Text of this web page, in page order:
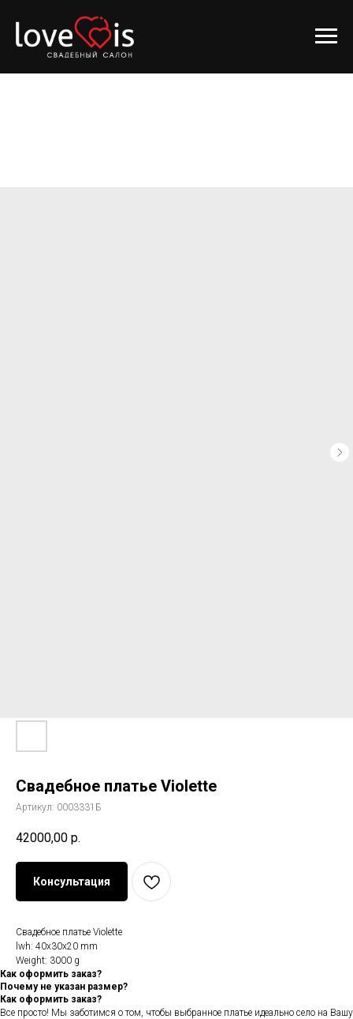
Свадебное платье Violette
Артикул: 0003331Б
42000,00 р.
Консультация
Свадебное платье Violette
lwh: 40x30x20 mm
Weight: 3000 g
Как оформить заказ?
Почему не указан размер?
Как оформить заказ?
Все просто! Мы заботимся о том, чтобы выбранное платье идеально село на Вашу